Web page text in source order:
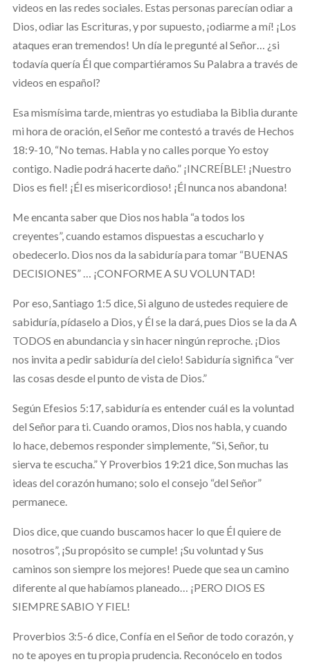
videos en las redes sociales. Estas personas parecían odiar a
Dios, odiar las Escrituras, y por supuesto, ¡odiarme a mí! ¡Los
ataques eran tremendos! Un día le pregunté al Señor… ¿si
todavía quería Él que compartiéramos Su Palabra a través de
videos en español?
Esa mismísima tarde, mientras yo estudiaba la Biblia durante
mi hora de oración, el Señor me contestó a través de Hechos
18:9-10, “No temas. Habla y no calles porque Yo estoy
contigo. Nadie podrá hacerte daño.” ¡INCREÍBLE! ¡Nuestro
Dios es fiel! ¡Él es misericordioso! ¡Él nunca nos abandona!
Me encanta saber que Dios nos habla “a todos los
creyentes”, cuando estamos dispuestas a escucharlo y
obedecerlo. Dios nos da la sabiduría para tomar “BUENAS
DECISIONES” … ¡CONFORME A SU VOLUNTAD!
Por eso, Santiago 1:5 dice, Si alguno de ustedes requiere de
sabiduría, pídaselo a Dios, y Él se la dará, pues Dios se la da A
TODOS en abundancia y sin hacer ningún reproche. ¡Dios
nos invita a pedir sabiduría del cielo! Sabiduría significa “ver
las cosas desde el punto de vista de Dios.”
Según Efesios 5:17, sabiduría es entender cuál es la voluntad
del Señor para ti. Cuando oramos, Dios nos habla, y cuando
lo hace, debemos responder simplemente, “Si, Señor, tu
sierva te escucha.” Y Proverbios 19:21 dice, Son muchas las
ideas del corazón humano; solo el consejo “del Señor”
permanece.
Dios dice, que cuando buscamos hacer lo que Él quiere de
nosotros”, ¡Su propósito se cumple! ¡Su voluntad y Sus
caminos son siempre los mejores! Puede que sea un camino
diferente al que habíamos planeado… ¡PERO DIOS ES
SIEMPRE SABIO Y FIEL!
Proverbios 3:5-6 dice, Confía en el Señor de todo corazón, y
no te apoyes en tu propia prudencia. Reconócelo en todos